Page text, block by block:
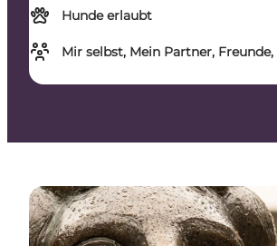
Hunde erlaubt
Mir selbst, Mein Partner,